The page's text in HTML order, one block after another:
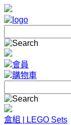
會員
購物車
盒組 | LEGO Sets